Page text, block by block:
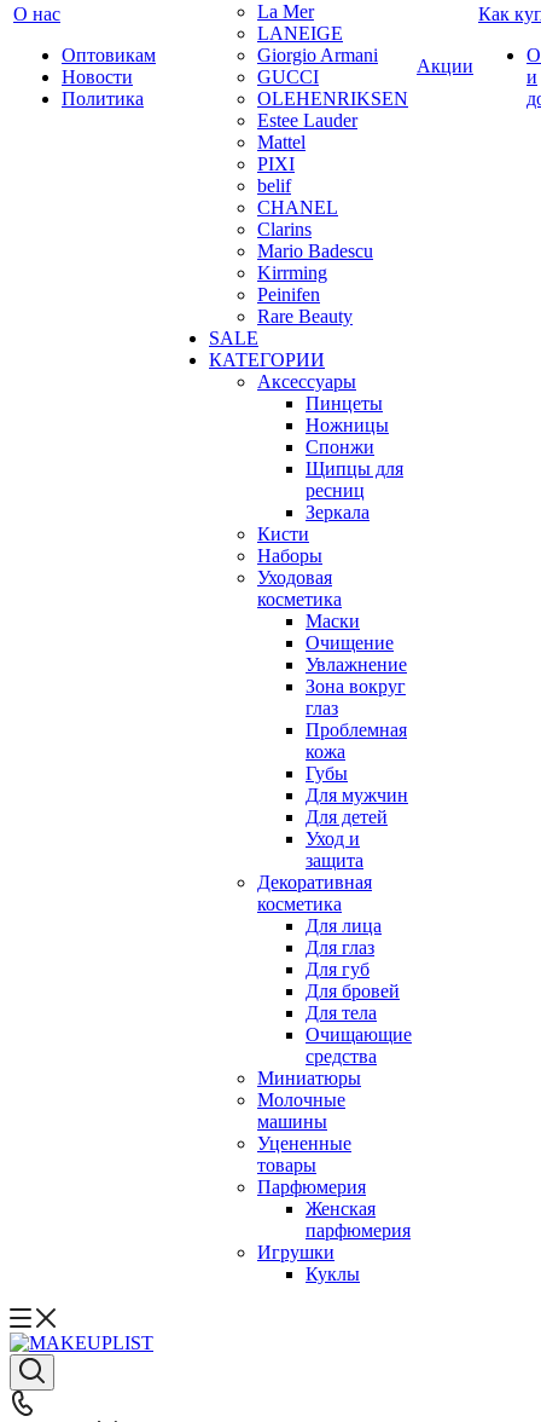
О нас
Оптовикам
Новости
Политика
La Mer
LANEIGE
Giorgio Armani
GUCCI
OLEHENRIKSEN
Estee Lauder
Mattel
PIXI
belif
CHANEL
Clarins
Mario Badescu
Kirrming
Peinifen
Rare Beauty
SALE
КАТЕГОРИИ
Аксессуары
Пинцеты
Ножницы
Спонжи
Щипцы для
ресниц
Зеркала
Кисти
Наборы
Уходовая
косметика
Маски
Очищение
Увлажнение
Зона вокруг
глаз
Проблемная
кожа
Губы
Для мужчин
Для детей
Уход и
защита
Декоративная
косметика
Для лица
Для глаз
Для губ
Для бровей
Для тела
Очищающие
средства
Миниатюры
Молочные
машины
Уцененные
товары
Парфюмерия
Женская
парфюмерия
Игрушки
Куклы
Акции
Как
и